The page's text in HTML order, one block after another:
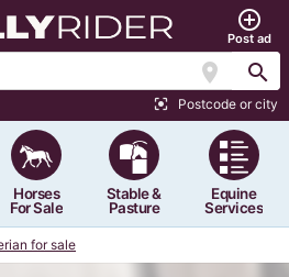
add_circle_outline
Post ad
location_on search
center_focus_strong Postcode or city
Horses
For Sale
Stable &
Pasture
Equine
Services
for sale